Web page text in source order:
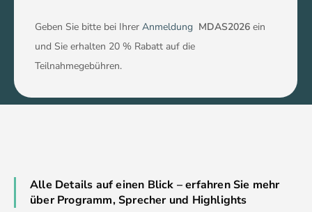
Geben Sie bitte bei Ihrer Anmeldung MDAS2026 ein
und Sie erhalten 20 % Rabatt auf die
Teilnahmegebühren.
Alle Details auf einen Blick – erfahren Sie mehr
über Programm, Sprecher und Highlights